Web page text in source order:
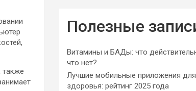
также
Полезные
Витамины и БАДы: что
что нет?
Лучшие мобильные приложения
здоровья: рейтинг 2025 года